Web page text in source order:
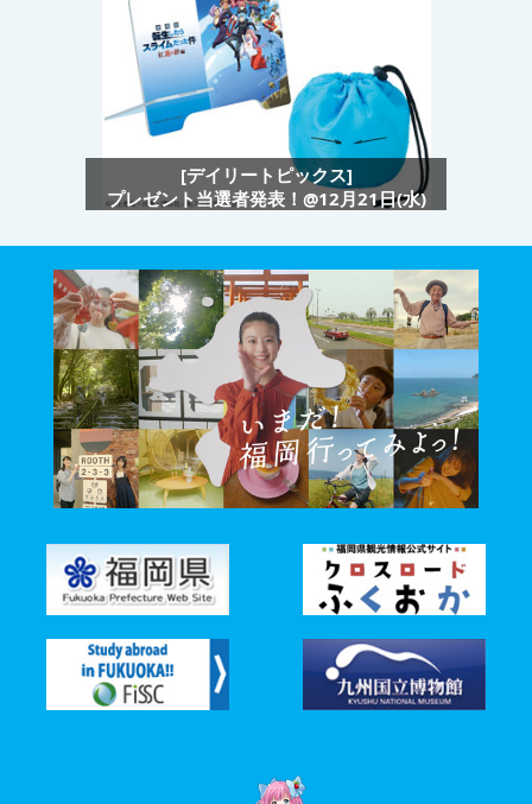
[デイリートピックス]
プレゼント当選者発表！@12月21日(水)